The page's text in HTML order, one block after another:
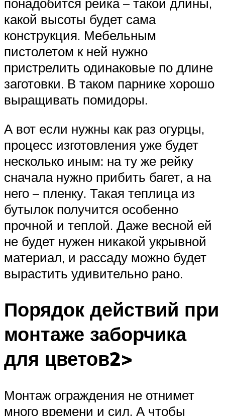
какой высоты будет сама
конструкция. Мебельным
пистолетом к ней нужно
пристрелить одинаковые по длине
заготовки. В таком парнике хорошо
выращивать помидоры.
А вот если нужны как раз огурцы,
процесс изготовления уже будет
несколько иным: на ту же рейку
сначала нужно прибить багет, а на
него – пленку. Такая теплица из
бутылок получится особенно
прочной и теплой. Даже весной ей
не будет нужен никакой укрывной
материал, и рассаду можно будет
вырастить удивительно рано.
Порядок действий при
монтаже заборчика
для цветов2>
Монтаж ограждения не отнимет
много времени и сил. А чтобы